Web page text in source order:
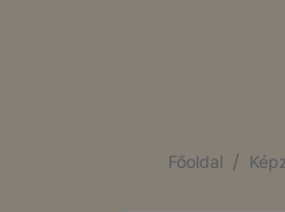
Főoldal /